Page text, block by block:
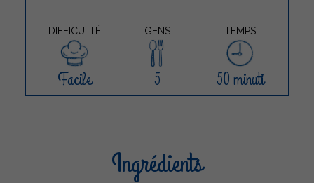
DIFFICULTÉ GENS TEMPS
Facile 5 50 minuti
Ingrédients